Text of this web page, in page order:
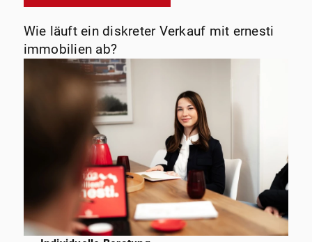
Wie läuft ein diskreter Verkauf mit ernesti
immobilien ab?